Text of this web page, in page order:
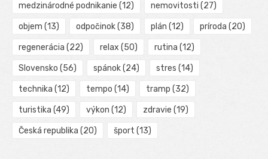
medzinárodné podnikanie (12) nemovitosti (27)
objem (13) odpočinok(38) plán (12) príroda (20)
regenerácia (22) relax (50) rutina (12)
Slovensko (56) spánok(24) stres (14)
technika (12) tempo (14) tramp (32)
turistika (49) výkon (12) zdravie (19)
Česká republika (20) šport (13)